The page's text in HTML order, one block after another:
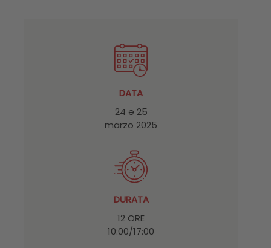
DATA
24 e 25
marzo 2025
DURATA
12 ORE
10:00/17:00